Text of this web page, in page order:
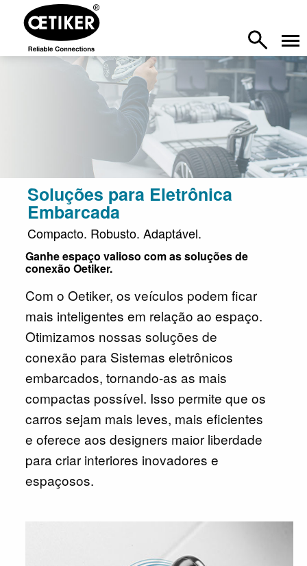
Soluções para Eletrônica
Embarcada
Compacto. Robusto. Adaptável.
Ganhe espaço valioso com as soluções de
conexão Oetiker.
Com o Oetiker, os veículos podem ficar
mais inteligentes em relação ao espaço.
Otimizamos nossas soluções de
conexão para Sistemas eletrônicos
embarcados, tornando-as as mais
compactas possível. Isso permite que os
carros sejam mais leves, mais eficientes
e oferece aos designers maior liberdade
para criar interiores inovadores e
espaçosos.